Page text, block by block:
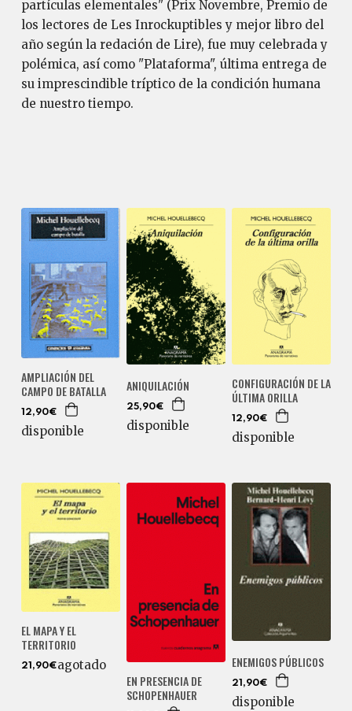
partículas elementales" (Prix Novembre, Premio de
los lectores de Les Inrockuptibles y mejor libro del
año según la redación de Lire), fue muy celebrada y
polémica, así como "Plataforma", última entrega de
su imprescindible tríptico de la condición humana
de nuestro tiempo.
AMPLIACIÓN DEL
CAMPO DE BATALLA
12,90€
disponible
ANIQUILACIÓN
25,90€
disponible
CONFIGURACIÓN DE LA
ÚLTIMA ORILLA
12,90€
disponible
EL MAPA Y EL
TERRITORIO
21,90€agotado
EN PRESENCIA DE
SCHOPENHAUER
ENEMIGOS PÚBLICOS
21,90€
disponible